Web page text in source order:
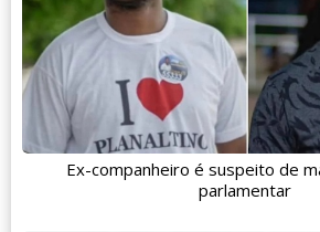
Ex-companheiro é suspeito de
parlamentar